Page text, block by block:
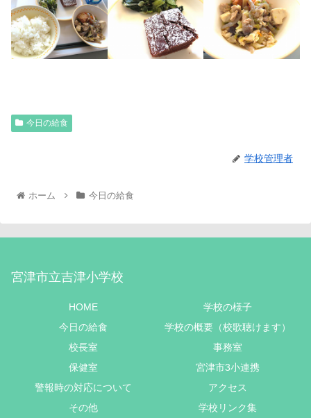
今日の給食
学校管理者
ホーム 今日の給食
宮津市立吉津小学校
HOME
学校の様子
今日の給食
学校の概要（校歌聴けます）
校長室
事務室
保健室
宮津市3小連携
警報時の対応について
アクセス
その他
学校リンク集